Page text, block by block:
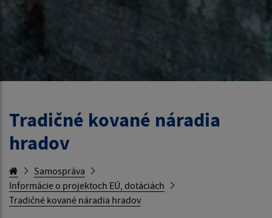
Tradičné kované náradia
hradov
Samospráva
Informácie o projektoch EÚ, dotáciách
Tradičné kované náradia hradov